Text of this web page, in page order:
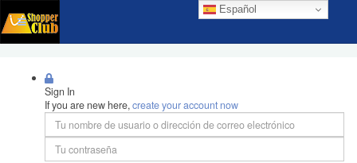
Español
Sign In
If you are new here,create your account now